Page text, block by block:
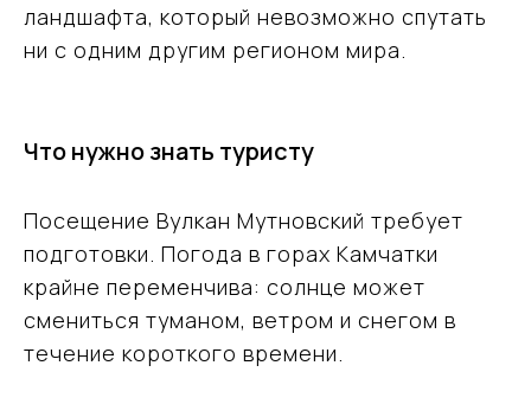
ландшафта, который невозможно спутать
ни с одним другим регионом мира.
Что нужно знать туристу
Посещение Вулкан Мутновский требует
подготовки. Погода в горах Камчатки
крайне переменчива: солнце может
смениться туманом, ветром и снегом в
течение короткого времени.
Заказать консультацию эксперта